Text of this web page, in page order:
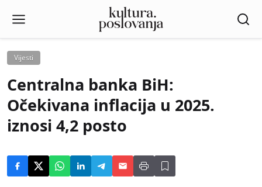
Vijesti
Centralna banka BiH:
Očekivana inflacija u 2025.
iznosi 4,2 posto